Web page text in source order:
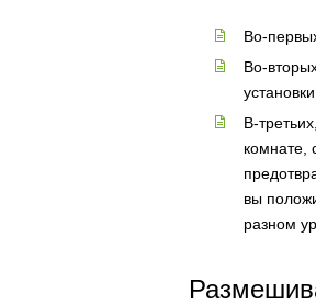
Во-
Во-
В-
комнате,
вы
разном